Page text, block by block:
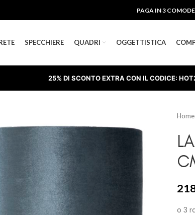
PAGA IN 3
SPECCHIERE QUADRI OGGETTISTICA
25% DI SCONTO EXTRA CON IL CODICE:
Home